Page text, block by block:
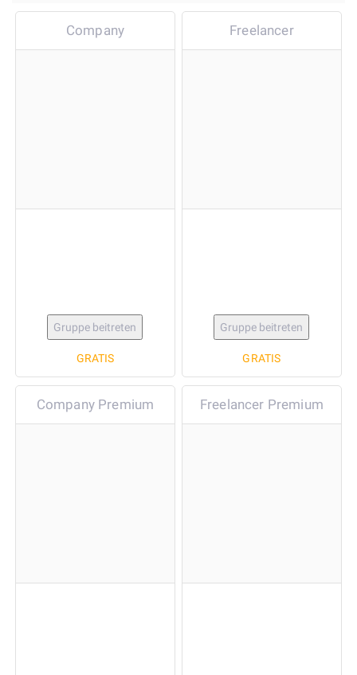
Company
Gruppe beitreten
GRATIS
Freelancer
Gruppe beitreten
GRATIS
Company Premium Freelancer Premium